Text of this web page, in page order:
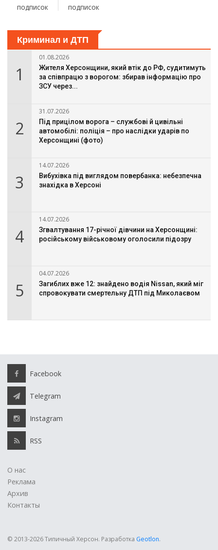
подписок подписок
Криминал и ДТП
1
01.08.2026
Жителя Херсонщини, який втік до РФ, судитимуть
за співпрацю з ворогом: збирав інформацію про
ЗСУ через...
2
31.07.2026
Під прицілом ворога – службові й цивільні
автомобілі: поліція – про наслідки ударів по
Херсонщині (фото)
3
14.07.2026
Вибухівка під виглядом повербанка: небезпечна
знахідка в Херсоні
4
14.07.2026
Згвалтування 17-річної дівчини на Херсонщині:
російському військовому оголосили підозру
5
04.07.2026
Загиблих вже 12: знайдено водія Nissan, який міг
спровокувати смертельну ДТП під Миколаєвом
Facebook
Telegram
Instagram
RSS
О нас
Реклама
Архив
Контакты
© 2013-2026 Типичный Херсон. Разработка Geotlon.